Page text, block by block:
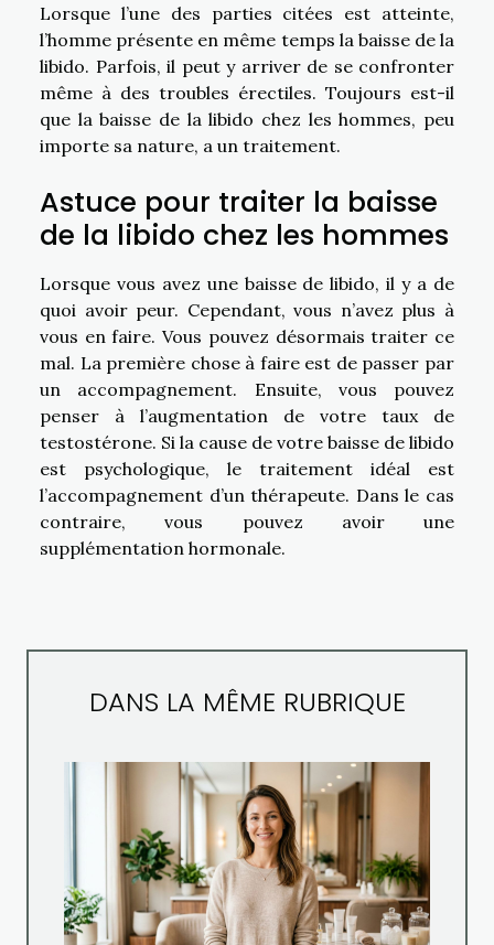
Lorsque l’une des parties citées est atteinte,
l’homme présente en même temps la baisse de la
libido. Parfois, il peut y arriver de se confronter
même à des troubles érectiles. Toujours est-il
que la baisse de la libido chez les hommes, peu
importe sa nature, a un traitement.
Astuce pour traiter la baisse
de la libido chez les hommes
Lorsque vous avez une baisse de libido, il y a de
quoi avoir peur. Cependant, vous n’avez plus à
vous en faire. Vous pouvez désormais traiter ce
mal. La première chose à faire est de passer par
un accompagnement. Ensuite, vous pouvez
penser à l’augmentation de votre taux de
testostérone. Si la cause de votre baisse de libido
est psychologique, le traitement idéal est
l’accompagnement d’un thérapeute. Dans le cas
contraire, vous pouvez avoir une
supplémentation hormonale.
DANS LA MÊME RUBRIQUE